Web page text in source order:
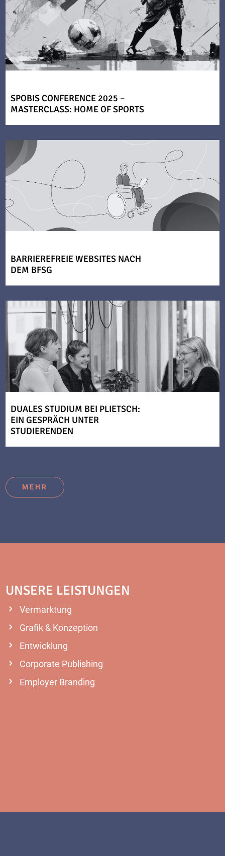
SPOBIS CONFERENCE 2025 –
MASTERCLASS: HOME OF SPORTS
BARRIEREFREIE WEBSITES NACH
DEM BFSG
DUALES STUDIUM BEI PLIETSCH:
EIN GESPRÄCH UNTER
STUDIERENDEN
MEHR
UNSERE LEISTUNGEN
Vermarktung
Grafik & Konzeption
Entwicklung
Corporate Publishing
Employer Branding